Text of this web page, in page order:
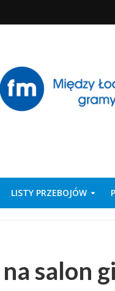
LISTY PRZEBOJÓW
salon